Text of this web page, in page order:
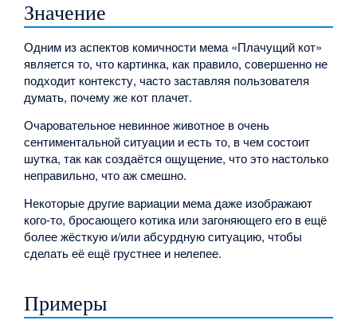
Значение
Одним из аспектов комичности мема «Плачущий кот»
является то, что картинка, как правило, совершенно не
подходит контексту, часто заставляя пользователя
думать, почему же кот плачет.
Очаровательное невинное животное в очень
сентиментальной ситуации и есть то, в чем состоит
шутка, так как создаётся ощущение, что это настолько
неправильно, что аж смешно.
Некоторые другие вариации мема даже изображают
кого-то, бросающего котика или загоняющего его в ещё
более жёсткую и/или абсурдную ситуацию, чтобы
сделать её ещё грустнее и нелепее.
Примеры